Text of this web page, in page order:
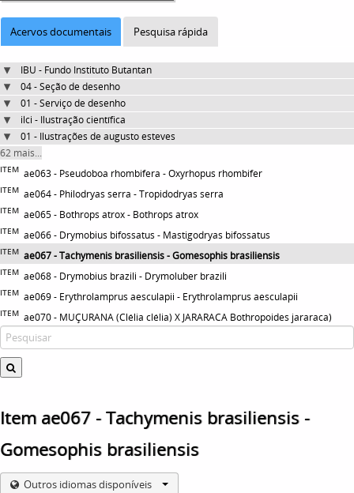
Acervos documentais Pesquisa rápida
IBU - Fundo Instituto Butantan
04 - Seção de desenho
01 - Serviço de desenho
ilci - Ilustração científica
01 - Ilustrações de augusto esteves
62 mais...
ITEM ae063 - Pseudoboa rhombifera - Oxyrhopus rhombifer
ITEM ae064 - Philodryas serra - Tropidodryas serra
ITEM ae065 - Bothrops atrox - Bothrops atrox
ITEM ae066 - Drymobius bifossatus - Mastigodryas bifossatus
ITEM ae067 - Tachymenis brasiliensis - Gomesophis brasiliensis
ITEM ae068 - Drymobius brazili - Drymoluber brazili
ITEM ae069 - Erythrolamprus aesculapii - Erythrolamprus aesculapii
ITEM ae070 - MUÇURANA (Clélia clélia) X JARARACA Bothropoides jararaca)
Item ae067 - Tachymenis brasiliensis -
Gomesophis brasiliensis
Outros idiomas disponíveis